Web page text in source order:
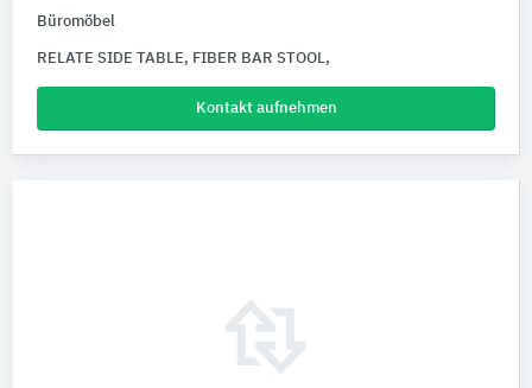
Büromöbel
RELATE SIDE TABLE, FIBER BAR STOOL,
Kontakt aufnehmen